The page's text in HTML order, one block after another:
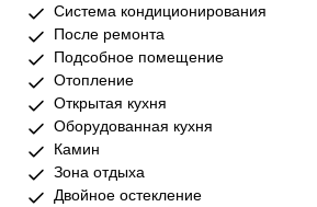
Система кондиционирования
После ремонта
Подсобное помещение
Отопление
Открытая кухня
Оборудованная кухня
Камин
Зона отдыха
Двойное остекление